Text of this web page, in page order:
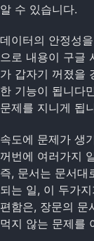
알 수 있습니다.
데이터의 안정성
으로 내용이 구글
가 갑자기 꺼졌을
한 기능이 됩니다
문제를 지니게 됩
속도에 문제가 생
꺼번에 여러가지
즉, 문서는 문서대
되는 일, 이 두가
편함은, 장문의 문
먹지 않는 문제를